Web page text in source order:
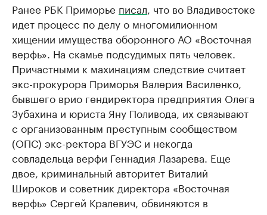
Ранее РБК Приморье писал , что во Владивостоке
идет процесс по делу о многомилионном
хищении имущества оборонного АО «Восточная
верфь». На скамье подсудимых пять человек.
Причастными к махинациям следствие считает
экс-прокурора Приморья Валерия Василенко,
бывшего врио гендиректора предприятия Олега
Зубахина и юриста Яну Поливода, их связывают
с организованным преступным сообществом
(ОПС) экс-ректора ВГУЭС и некогда
совладельца верфи Геннадия Лазарева. Еще
двое, криминальный авторитет Виталий
Широков и советник директора «Восточная
верфь» Сергей Кралевич, обвиняются в